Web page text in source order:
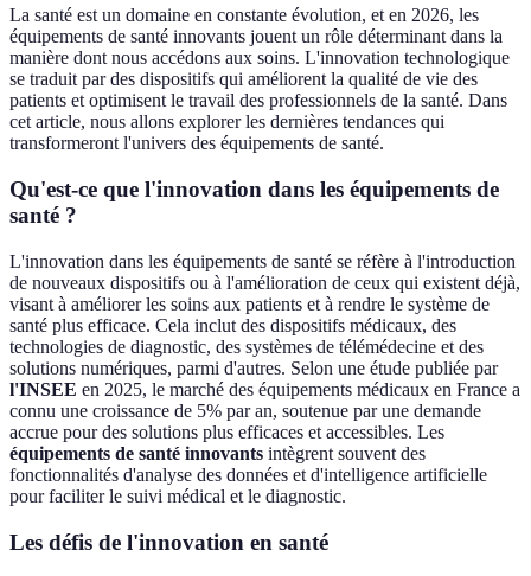
La santé est un domaine en constante évolution, et en 2026, les
équipements de santé innovants jouent un rôle déterminant dans la
manière dont nous accédons aux soins. L'innovation technologique
se traduit par des dispositifs qui améliorent la qualité de vie des
patients et optimisent le travail des professionnels de la santé. Dans
cet article, nous allons explorer les dernières tendances qui
transformeront l'univers des équipements de santé.
Qu'est-ce que l'innovation dans les équipements de
santé ?
L'innovation dans les équipements de santé se réfère à l'introduction
de nouveaux dispositifs ou à l'amélioration de ceux qui existent déjà,
visant à améliorer les soins aux patients et à rendre le système de
santé plus efficace. Cela inclut des dispositifs médicaux, des
technologies de diagnostic, des systèmes de télémédecine et des
solutions numériques, parmi d'autres. Selon une étude publiée par
l'INSEE en 2025, le marché des équipements médicaux en France a
connu une croissance de 5% par an, soutenue par une demande
accrue pour des solutions plus efficaces et accessibles. Les
équipements de santé innovants intègrent souvent des
fonctionnalités d'analyse des données et d'intelligence artificielle
pour faciliter le suivi médical et le diagnostic.
Les défis de l'innovation en santé